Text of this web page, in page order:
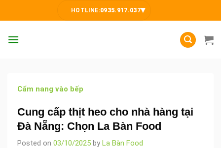
HOTLINE:0935.917.037▾
Cẩm nang vào bếp
Cung cấp thịt heo cho nhà hàng tại
Đà Nẵng: Chọn La Bàn Food
Posted on 03/10/2025 by La Bàn Food